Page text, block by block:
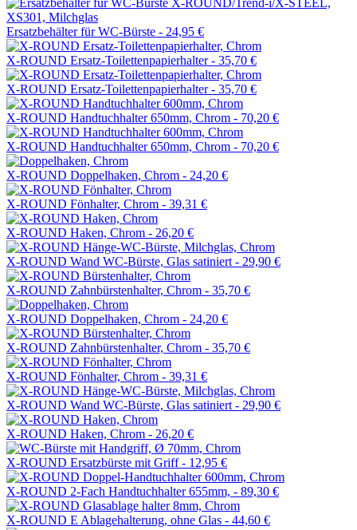
Ersatzbehälter für WC-Bürste - 24,95 €
X-ROUND Ersatz-Toilettenpapierhalter - 35,70 €
X-ROUND Ersatz-Toilettenpapierhalter - 35,70 €
X-ROUND Handtuchhalter 650mm, Chrom - 70,20 €
X-ROUND Handtuchhalter 650mm, Chrom - 70,20 €
X-ROUND Doppelhaken, Chrom - 24,20 €
X-ROUND Fönhalter, Chrom - 39,31 €
X-ROUND Haken, Chrom - 26,20 €
X-ROUND Wand WC-Bürste, Glas satiniert - 29,90 €
X-ROUND Zahnbürstenhalter, Chrom - 35,70 €
X-ROUND Doppelhaken, Chrom - 24,20 €
X-ROUND Zahnbürstenhalter, Chrom - 35,70 €
X-ROUND Fönhalter, Chrom - 39,31 €
X-ROUND Wand WC-Bürste, Glas satiniert - 29,90 €
X-ROUND Haken, Chrom - 26,20 €
X-ROUND Ersatzbürste mit Griff - 12,95 €
X-ROUND 2-Fach Handtuchhalter 655mm, - 89,30 €
X-ROUND E Ablagehalterung, ohne Glas - 44,60 €